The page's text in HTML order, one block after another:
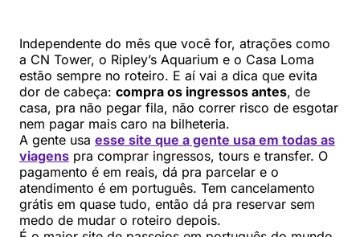
Independente do mês que você for, atrações como
a CN Tower, o Ripley’s Aquarium e o Casa Loma
estão sempre no roteiro. E aí vai a dica que evita
dor de cabeça: compra os ingressos antes, de
casa, pra não pegar fila, não correr risco de esgotar
nem pagar mais caro na bilheteria.
A gente usa esse site que a gente usa em todas as
viagens pra comprar ingressos, tours e transfer. O
pagamento é em reais, dá pra parcelar e o
atendimento é em português. Tem cancelamento
grátis em quase tudo, então dá pra reservar sem
medo de mudar o roteiro depois.